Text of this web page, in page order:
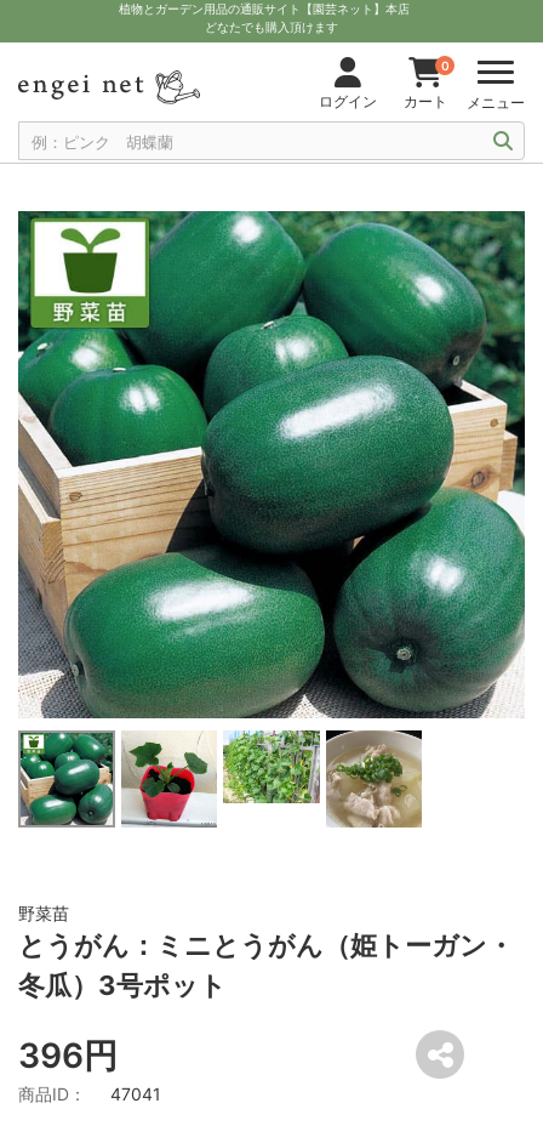
植物とガーデン用品の通販サイト【園芸ネット】本店
どなたでも購入頂けます
ログイン
0
カート メニュー
野菜苗
とうがん：ミニとうがん（姫トーガン・
冬瓜）3号ポット
396円
商品ID： 47041